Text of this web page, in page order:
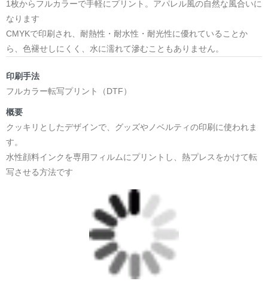
1枚からフルカラーで手軽にプリント。アパレル風の自然な風合いに
なります
CMYKで印刷され、耐熱性・耐水性・耐光性に優れていることか
ら、色褪せしにくく、水に濡れて滲むこともありません。
印刷手法
フルカラー転写プリント（DTF）
概要
クッキリとしたデザインで、グッズやノベルティの印刷に使われま
す。
水性顔料インクを専用フィルムにプリントし、熱プレスをかけて転
写させる方法です